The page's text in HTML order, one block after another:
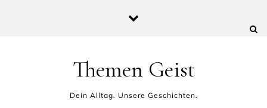
Themen Geist
Dein Alltag. Unsere Geschichten.